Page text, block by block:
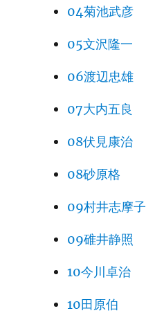
04菊池武彦
05文沢隆一
06渡辺忠雄
07大内五良
08伏見康治
08砂原格
09村井志摩子
09碓井静照
10今川卓治
10田原伯